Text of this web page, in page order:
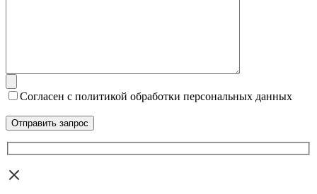
Согласен с политикой обработки персональных данных